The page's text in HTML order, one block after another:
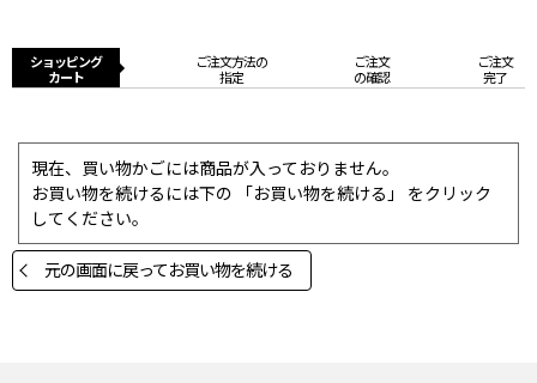
ショッピング
カート
ご注文方法の
指定
ご注文
の確認
ご注文
完了
現在、買い物かごには商品が入っておりません。
お買い物を続けるには下の 「お買い物を続ける」 をクリック
してください。
元の画面に戻ってお買い物を続ける